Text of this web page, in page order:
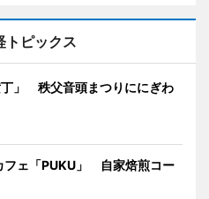
トピックス
」 秩父音頭まつりににぎわ
フェ「PUKU」 自家焙煎コー